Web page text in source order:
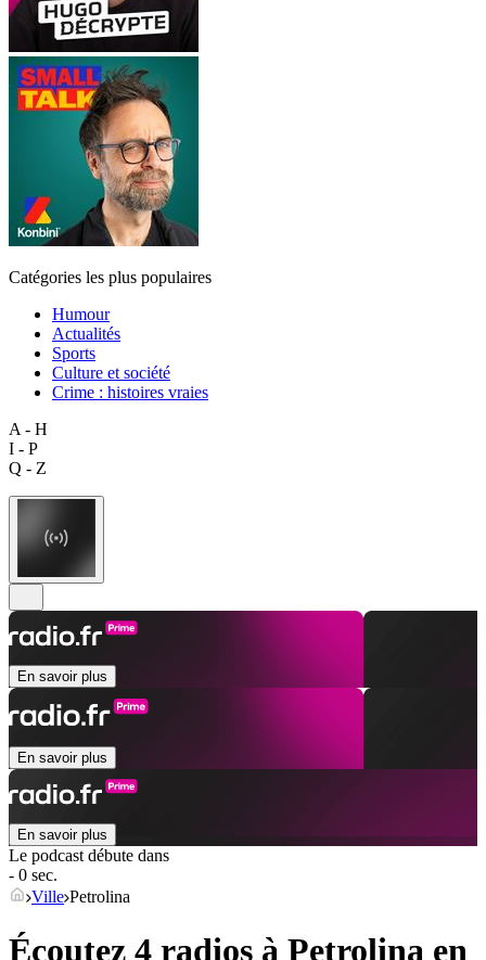
Catégories les plus populaires
Humour
Actualités
Sports
Culture et société
Crime : histoires vraies
A - H
I - P
Q - Z
En savoir plus
En savoir plus
En savoir plus
Le podcast débute dans
- 0 sec.
Ville Petrolina
Écoutez 4 radios à Petrolina en